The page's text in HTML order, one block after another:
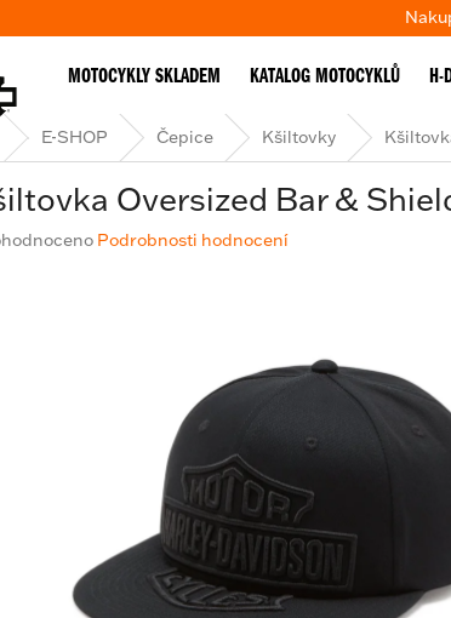
MOTOCYKLY SKLADEM KATALOG MOTOCYKLŮ H-
Domů E-SHOP Čepice Kšiltovky
Oversized Bar &
Podrobnosti hodnocení